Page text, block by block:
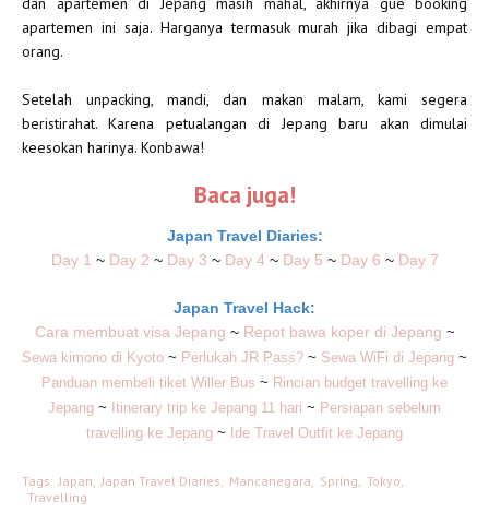
apartemen ini saja. Harganya termasuk murah jika dibagi empat
orang.
Setelah unpacking, mandi, dan makan malam, kami segera
beristirahat. Karena petualangan di Jepang baru akan dimulai
keesokan harinya. Konbawa!
Baca juga!
Japan Travel Diaries:
Day 1 ~Day 2 ~ Day 3 ~ Day 4~ Day 5 ~ Day 6 ~ Day 7
Japan Travel Hack:
Cara membuat visa Jepang ~ Repot bawa koper di Jepang ~
Sewa kimono di Kyoto ~ Perlukah JR Pass? ~ Sewa WiFi di Jepang ~
Panduan membeli tiket Willer Bus ~ Rincian budget travelling ke
Jepang ~ Itinerary trip ke Jepang 11 hari ~ Persiapan sebelum
travelling ke Jepang ~ Ide Travel Outfit ke Jepang
Tags: Japan Japan Travel Diaries Mancanegara Spring Tokyo
Travelling